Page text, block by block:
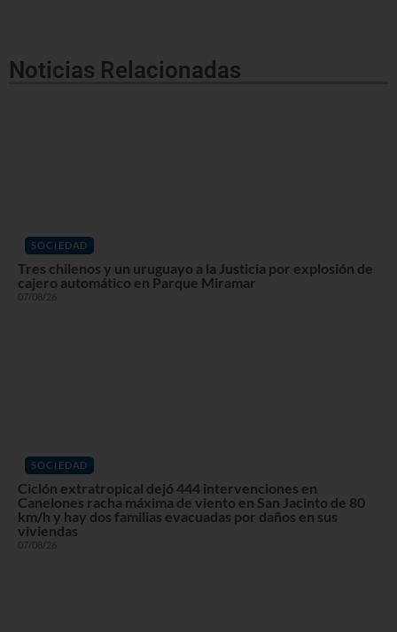
Noticias Relacionadas
SOCIEDAD
Tres chilenos y un uruguayo a la Justicia por explosión de
cajero automático en Parque Miramar
07/08/26
SOCIEDAD
Ciclón extratropical dejó 444 intervenciones en
Canelones racha máxima de viento en San Jacinto de 80
km/h y hay dos familias evacuadas por daños en sus
viviendas
07/08/26